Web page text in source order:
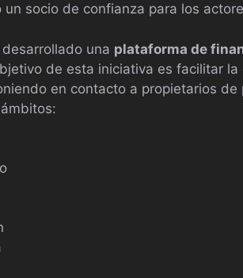
un socio de confianza para los
una plataforma de
de esta iniciativa es facilitar
en contacto a propietarios